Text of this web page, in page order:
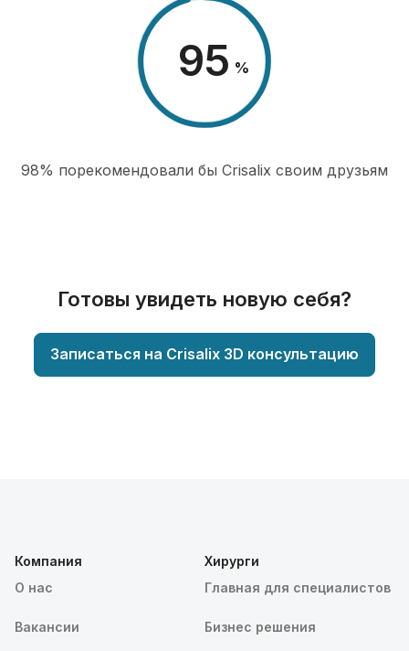
98 %
98% порекомендовали бы Сrisalix cвоим друзьям
Готовы увидеть новую себя?
Записаться на Crisalix 3D консультацию
Компания
О нас
Вакансии
Хирурги
Главная для специалистов
Бизнес решения